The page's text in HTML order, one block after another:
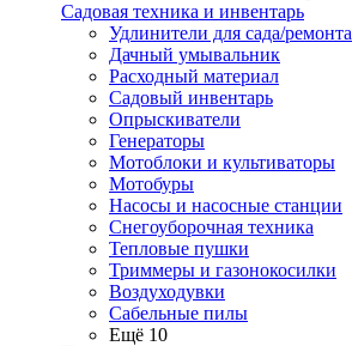
Садовая техника и инвентарь
Удлинители для сада/ремонта
Дачный умывальник
Расходный материал
Садовый инвентарь
Опрыскиватели
Генераторы
Мотоблоки и культиваторы
Мотобуры
Насосы и насосные станции
Снегоуборочная техника
Тепловые пушки
Триммеры и газонокосилки
Воздуходувки
Сабельные пилы
Ещё 10